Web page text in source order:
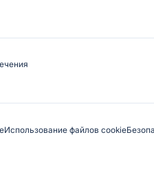
Использование файлов cookie